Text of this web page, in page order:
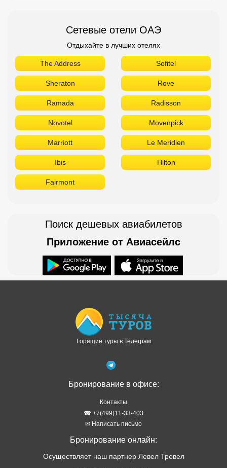
Сетевые отели ОАЭ
Отдыхайте в лучших отелях
The Address Sofitel
Sheraton Rove
Ramada Radisson
Novotel Movenpick
Marriott Le Meridien
Ibis Hilton
Fairmont
Поиск дешевых авиабилетов
Приложение от Авиасейлс
Горящие туры в Телеграм
Бронирование в офисе:
Контакты
☎ +7(499)11-33-403
✉ Написать письмо
Бронирование онлайн:
Осуществляет наш партнер Левел Тревел